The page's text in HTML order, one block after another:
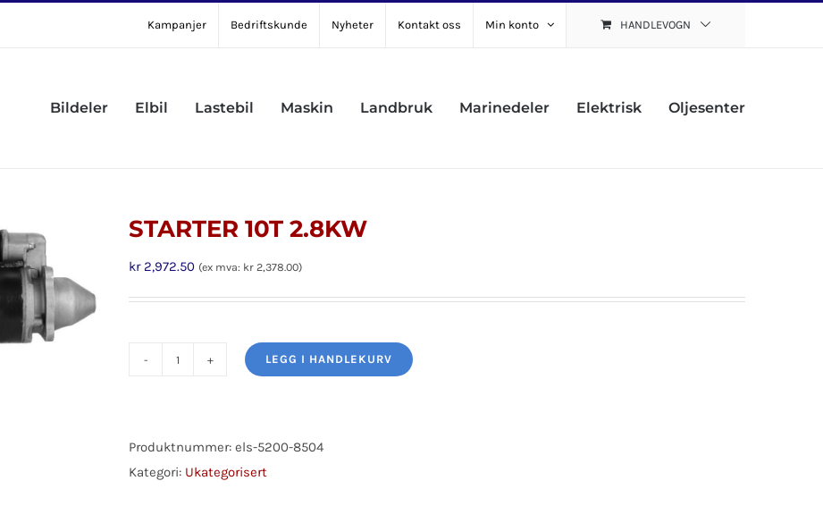
Kampanjer Bedriftskunde Nyheter Kontakt oss Min konto HANDLEVOGN
Bildeler Elbil Lastebil Maskin Landbruk Marinedeler Elektrisk Oljesenter
STARTER 10T 2.8KW
kr2,972.50 (ex mva: kr 2,378.00)
antall
LEGG I HANDLEKURV
Produktnummer: els-5200-8504
Kategori: Ukategorisert